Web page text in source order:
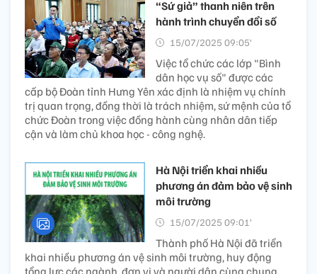
“Sứ giả” thanh niên trên
hành trình chuyển đổi số
15/07/2025 09:05’
Việc tổ chức các lớp "Bình
dân học vụ số" được các
cấp bộ Đoàn tỉnh Hưng Yên xác định là nhiệm vụ chính
trị quan trọng, đồng thời là trách nhiệm, sứ mệnh của tổ
chức Đoàn trong việc đồng hành cùng nhân dân tiếp
cận và làm chủ khoa học - công nghệ.
Hà Nội triển khai nhiều
phương án đảm bảo vệ sinh
môi trường
15/07/2025 09:01’
Thành phố Hà Nội đã triển
khai nhiều phương án vệ sinh môi trường, huy động
tổng lực các ngành, đơn vị và người dân cùng chung